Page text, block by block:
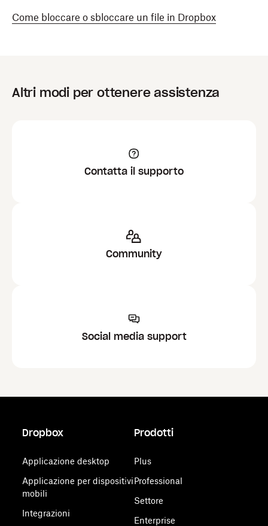
Come bloccare o sbloccare un file in Dropbox
Altri modi per ottenere assistenza
Contatta il supporto
Community
Social media support
Dropbox
Applicazione desktop
Applicazione per dispositivi
mobili
Integrazioni
Prodotti
Plus
Professional
Settore
Enterprise